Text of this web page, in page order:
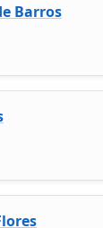
Barros